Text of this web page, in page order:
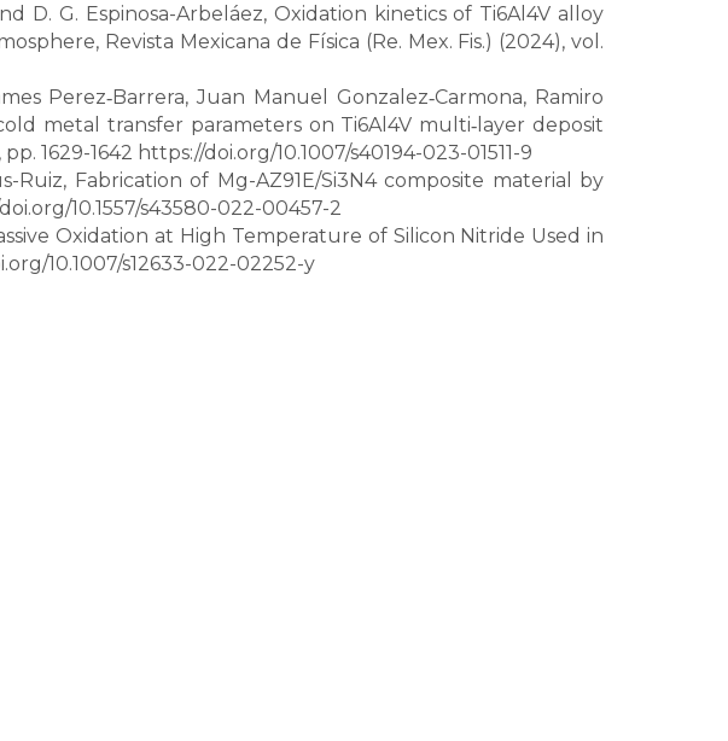
D. G. Espinosa-Arbeláez, Oxidation kinetics of Ti6Al4V alloy
Revista Mexicana de Física (Re. Mex. Fis.) (2024), vol.
Perez‑Barrera, Juan Manuel Gonzalez‑Carmona, Ramiro
metal transfer parameters on Ti6Al4V multi‑ layer deposit
1629-1642 https://doi.org/10.1007/s40194-023-01511-9
Ruiz, Fabrication of Mg-AZ91E/Si3N4 composite material by
10.1557/s43580-022-00457-2
Oxidation at High Temperature of Silicon Nitride Used in
10.1007/s12633-022-02252-y